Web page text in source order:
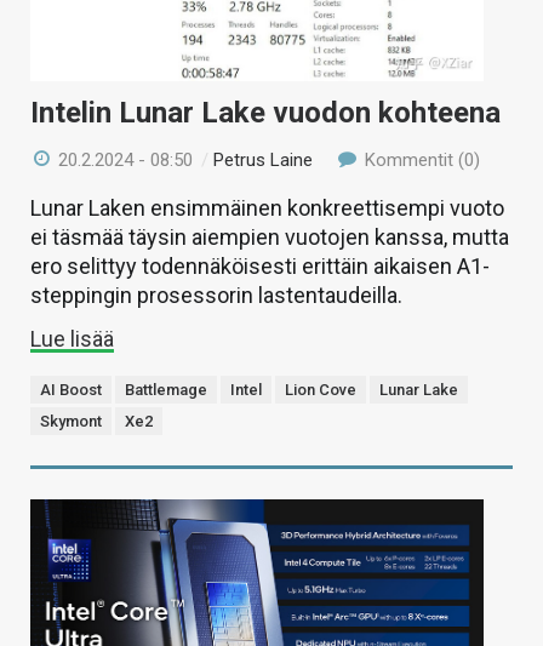
Intelin Lunar Lake vuodon kohteena
20.2.2024 - 08:50 /Petrus Laine Kommentit (0)
Lunar Laken ensimmäinen konkreettisempi vuoto
ei täsmää täysin aiempien vuotojen kanssa, mutta
ero selittyy todennäköisesti erittäin aikaisen A1-
steppingin prosessorin lastentaudeilla.
Lue lisää
AI Boost Battlemage Intel Lion Cove
Lunar Lake
Skymont
Xe2